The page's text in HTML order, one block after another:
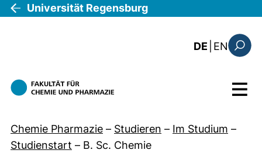
Direkt zum Inhalt
Universität Regensburg
DE EN: this
Menü
Chemie Pharmazie – Studieren – Im Studium –
Studienstart – B. Sc. Chemie